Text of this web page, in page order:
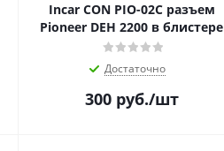
Incar CON PIO-02C разъем
Pioneer DEH 2200 в блистере
Достаточно
300руб./шт